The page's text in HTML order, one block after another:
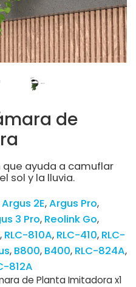
de
ayuda a camuflar
sol y la lluvia.
Argus 2E Argus Pro
3 Pro Reolink Go
RLC-810A RLC-410 RLC-
B800 B400 RLC-824A
812A
de Planta Imitadora x1